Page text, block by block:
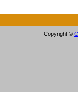
Copyright ©